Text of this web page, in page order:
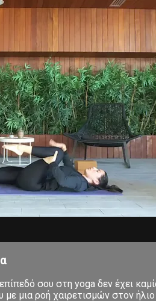
σου στη yoga δεν έχει
μια ροή χαιρετισμών στον